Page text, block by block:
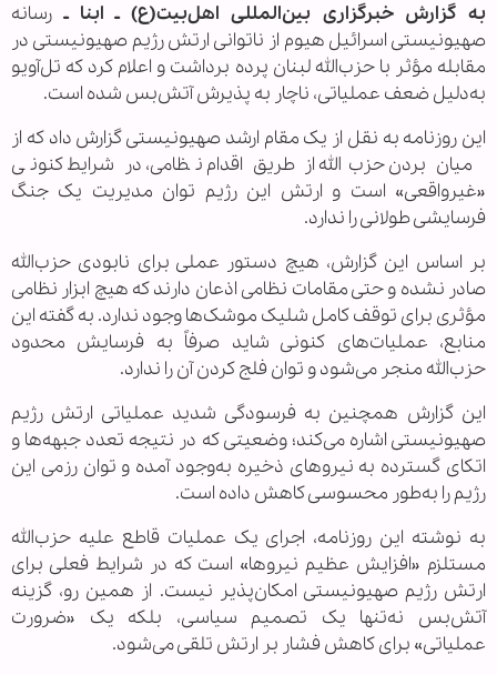
به گزارش خبرگزاری بین‌المللی اهل‌بیت(ع) ـ ابنا ـرسانه
صهیونیستی اسرائیل هیوم از ناتوانی ارتش رژیم صهیونیستی در
مقابله مؤثر با حزب‌الله لبنان پرده برداشت و اعلام کرد که تل‌آویو
به‌دلیل ضعف عملیاتی، ناچار به پذیرش آتش‌بس شده است.
این روزنامه به نقل از یک مقام ارشد صهیونیستی گزارش داد که از
میان بردن حزب‌الله از طریق اقدام نظامی، در شرایط کنونی
«غیرواقعی» است و ارتش این رژیم توان مدیریت یک جنگ
فرسایشی طولانی را ندارد.
بر اساس این گزارش، هیچ دستور عملی برای نابودی حزب‌الله
صادر نشده و حتی مقامات نظامی اذعان دارند که هیچ ابزار نظامی
مؤثری برای توقف کامل شلیک موشک‌ها وجود ندارد. به گفته این
منابع، عملیات‌های کنونی شاید صرفاً به فرسایش محدود
حزب‌الله منجر می‌شود و توان فلج کردن آن را ندارد.
این گزارش همچنین به فرسودگی شدید عملیاتی ارتش رژیم
صهیونیستی اشاره می‌کند؛ وضعیتی که در نتیجه تعدد جبهه‌ها و
اتکای گسترده به نیروهای ذخیره به‌وجود آمده و توان رزمی این
رژیم را به‌طور محسوسی کاهش داده است.
به نوشته این روزنامه، اجرای یک عملیات قاطع علیه حزب‌الله
مستلزم «افزایش عظیم نیروها» است که در شرایط فعلی برای
ارتش رژیم صهیونیستی امکان‌پذیر نیست. از همین رو، گزینه
آتش‌بس نه‌تنها یک تصمیم سیاسی، بلکه یک «ضرورت
عملیاتی» برای کاهش فشار بر ارتش تلقی می‌شود.